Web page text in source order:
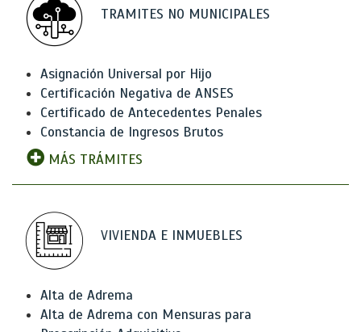
TRAMITES NO MUNICIPALES
Asignación Universal por Hijo
Certificación Negativa de ANSES
Certificado de Antecedentes Penales
Constancia de Ingresos Brutos
MÁS TRÁMITES
VIVIENDA E INMUEBLES
Alta de Adrema
Alta de Adrema con Mensuras para